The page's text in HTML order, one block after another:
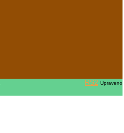
RS2 Upraveno